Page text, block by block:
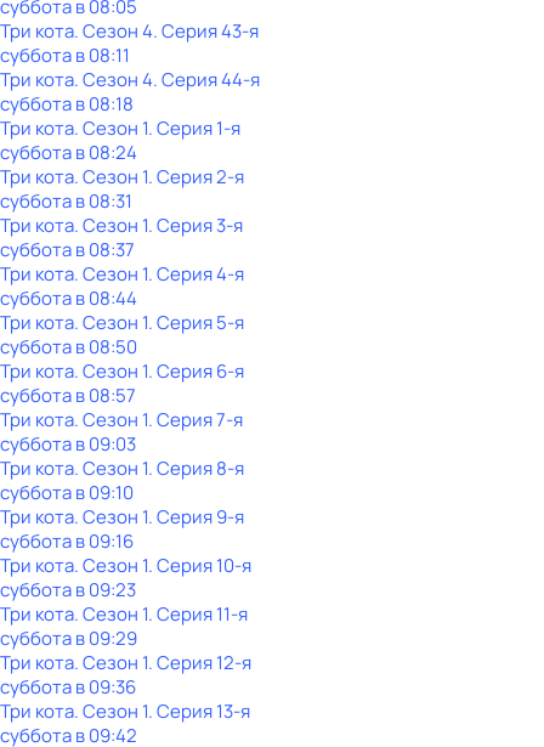
субботав08:05
Три кота. Сезон 4. Серия 43-я
субботав08:11
Три кота. Сезон 4. Серия 44-я
субботав08:18
Три кота. Сезон 1. Серия 1-я
субботав08:24
Три кота. Сезон 1. Серия 2-я
субботав08:31
Три кота. Сезон 1. Серия 3-я
субботав08:37
Три кота. Сезон 1. Серия 4-я
субботав08:44
Три кота. Сезон 1. Серия 5-я
субботав08:50
Три кота. Сезон 1. Серия 6-я
субботав08:57
Три кота. Сезон 1. Серия 7-я
субботав09:03
Три кота. Сезон 1. Серия 8-я
субботав09:10
Три кота. Сезон 1. Серия 9-я
субботав09:16
Три кота. Сезон 1. Серия 10-я
субботав09:23
Три кота. Сезон 1. Серия 11-я
субботав09:29
Три кота. Сезон 1. Серия 12-я
субботав09:36
Три кота. Сезон 1. Серия 13-я
субботав09:42